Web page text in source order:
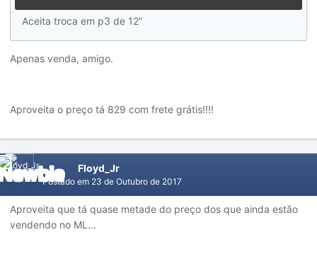
Aceita troca em p3 de 12”
Apenas venda, amigo.
Aproveita o preço tá 829 com frete grátis!!!!
Floyd_Jr
Postado em 23 de Outubro de 2017
Aproveita que tá quase metade do preço dos que ainda estão
vendendo no ML...